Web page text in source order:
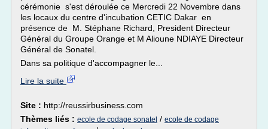
cérémonie s'est déroulée ce Mercredi 22 Novembre dans
les locaux du centre d'incubation CETIC Dakar en
présence de M. Stéphane Richard, President Directeur
Général du Groupe Orange et M Alioune NDIAYE Directeur
Général de Sonatel.
Dans sa politique d'accompagner le...
Lire la suite
Site : http://reussirbusiness.com
Thèmes liés : ecole de codage sonatel / ecole de codage